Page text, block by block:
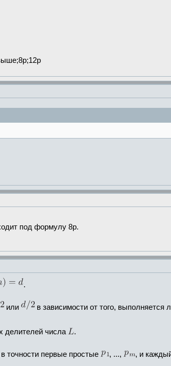
под формулу 8p.
.
или в зависимости от того, выполняется
делителей числа .
в точности первые простые , ..., , и